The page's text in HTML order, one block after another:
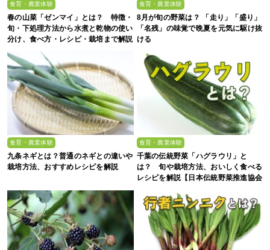
食育・農業体験
春の山菜「ゼンマイ」とは？ 特徴・
旬・下処理方法から水煮と乾物の使い
分け、食べ方・レシピ・栽培まで解説
食育・農業体験
8月が旬の野菜は？ 「走り」「盛り」
「名残」の味覚で晩夏を元気に駆け抜
ける
食育・農業体験
九条ネギとは？普通のネギとの違いや
栽培方法、おすすめレシピを解説
食育・農業体験
千葉の伝統野菜「ハグラウリ」と
は？ 旬や栽培方法、おいしく食べる
レシピを解説【日本伝統野菜推進協会